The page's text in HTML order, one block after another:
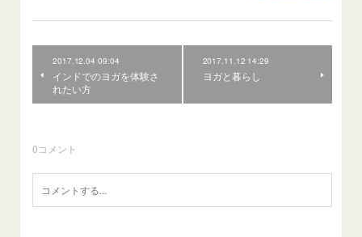
2017.12.04 09:04
インドでのヨガを体験さ
れたい方
2017.11.12 14:29
ヨガと暮らし
0コメント